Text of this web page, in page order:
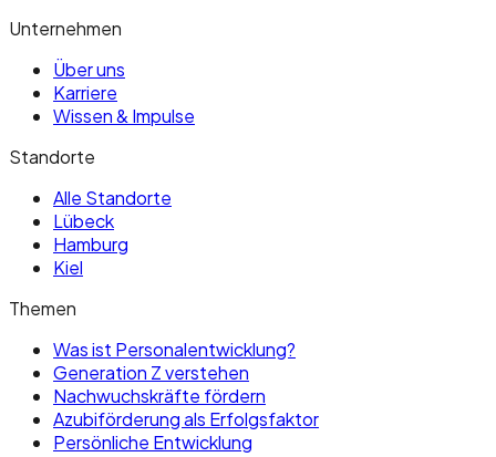
Unternehmen
Über uns
Karriere
Wissen & Impulse
Standorte
Alle Standorte
Lübeck
Hamburg
Kiel
Themen
Was ist Personalentwicklung?
Generation Z verstehen
Nachwuchskräfte fördern
Azubiförderung als Erfolgsfaktor
Persönliche Entwicklung